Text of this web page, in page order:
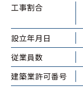
工事割合
設立年月日
従業員数
建築業許可番号